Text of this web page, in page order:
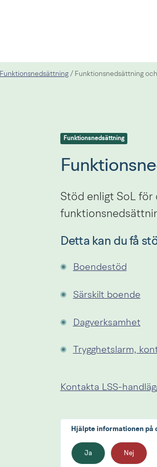
Funktionsnedsättning / Funktionsnedsättning
Funktionsnedsättning
Stöd enligt SoL för
Detta kan du få
Boendestöd
Särskilt boende
Dagverksamhet
Trygghetslarm,
Kontakta LSS-
Hjälpte informationen på
Ja Nej